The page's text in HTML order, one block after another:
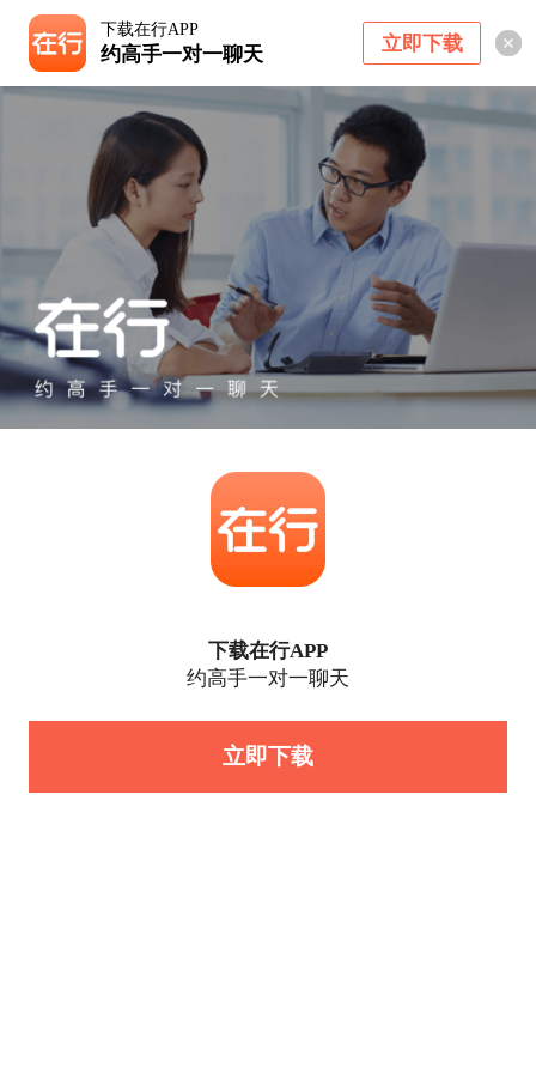
下载在行APP
约高手一对一聊天 立即下载
下载在行APP
约高手一对一聊天
立即下载